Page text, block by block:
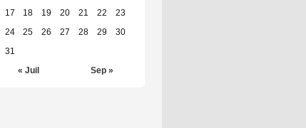
17
18 19 20 21 22
23
24
25 26 27 28 29
30
31
« Juil
Sep »